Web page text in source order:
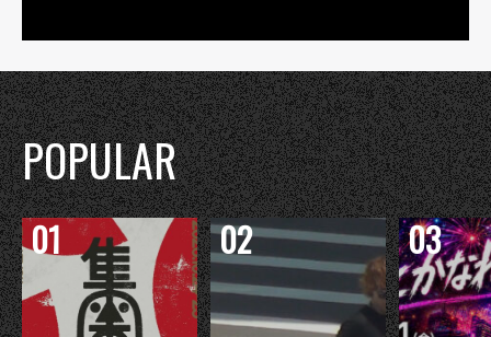
POPULAR